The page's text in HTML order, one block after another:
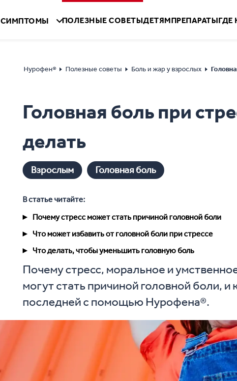
СИМПТОМЫ ПОЛЕЗНЫЕ CОВЕТЫДЕТЯМПРЕПАРАТЫГДЕ
Нурофен® Полезные советы Боль и жар у взрослых
Головная боль при
делать
Взрослым Головная боль
В статье читайте:
Почему стресс может стать причиной головной боли
Что может избавить от головной боли при стрессе
Что делать, чтобы уменьшить головную боль
Почему стресс, моральное и
могут стать причиной головной боли, и
последней с помощью Нурофена®.